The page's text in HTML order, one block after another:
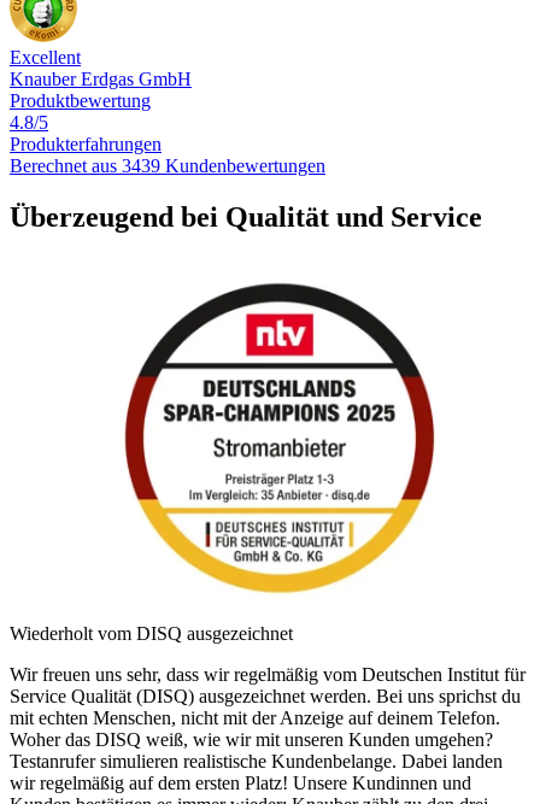
Excellent
Knauber Erdgas GmbH
Produktbewertung
4.8/5
Produkterfahrungen
Berechnet aus 3439 Kundenbewertungen
Überzeugend bei Qualität und Service
Wiederholt vom DISQ ausgezeichnet
Wir freuen uns sehr, dass wir regelmäßig vom Deutschen Institut für
Service Qualität (DISQ) ausgezeichnet werden. Bei uns sprichst du
mit echten Menschen, nicht mit der Anzeige auf deinem Telefon.
Woher das DISQ weiß, wie wir mit unseren Kunden umgehen?
Testanrufer simulieren realistische Kundenbelange. Dabei landen
wir regelmäßig auf dem ersten Platz! Unsere Kundinnen und